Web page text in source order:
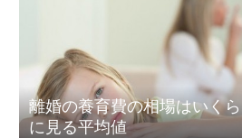
離婚の養育費の相場はいく
に見る平均値